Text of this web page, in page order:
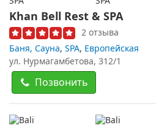
Khan Bell Rest & SPA
2 отзыва
Баня, Сауна, SPA, Европейская
ул. Нурмагамбетова, 312/1
Позвонить